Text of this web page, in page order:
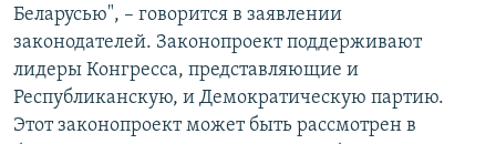
Беларусью", – говорится в заявлении
законодателей. Законопроект поддерживают
лидеры Конгресса, представляющие и
Республиканскую, и Демократическую партию.
Этот законопроект может быть рассмотрен в